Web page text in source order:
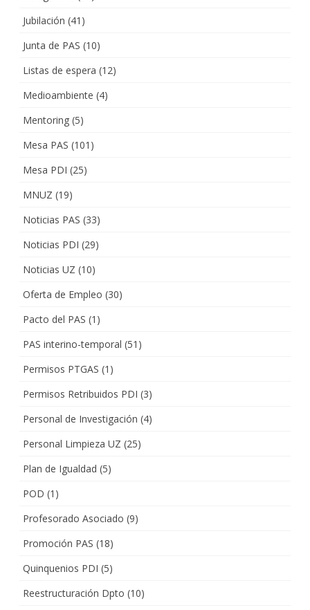
Jubilación (41)
Junta de PAS (10)
Listas de espera (12)
Medioambiente (4)
Mentoring (5)
Mesa PAS (101)
Mesa PDI (25)
MNUZ (19)
Noticias PAS (33)
Noticias PDI (29)
Noticias UZ (10)
Oferta de Empleo (30)
Pacto del PAS (1)
PAS interino-temporal (51)
Permisos PTGAS (1)
Permisos Retribuidos PDI (3)
Personal de Investigación (4)
Personal Limpieza UZ (25)
Plan de Igualdad (5)
POD (1)
Profesorado Asociado (9)
Promoción PAS (18)
Quinquenios PDI (5)
Reestructuración Dpto (10)